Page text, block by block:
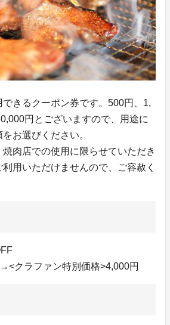
きるクーポン券です。500円、1,
円とございますので、用途に
お選びください。
肉店での使用に限らせていただき
用いただけませんので、ご容赦く
クラファン特別価格>4,000円